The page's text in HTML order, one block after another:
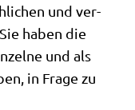
und ver­
haben die
und als
in Fra­ge zu